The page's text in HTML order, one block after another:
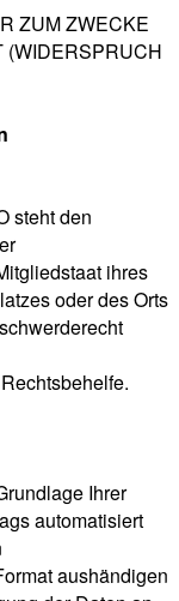
ZUM ZWECKE
(WIDERSPRUCH
steht den
ihres
oder des Orts
Ihrer
automatisiert
aushändigen